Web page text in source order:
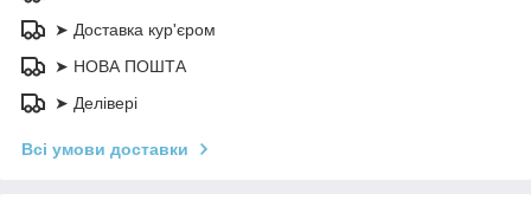
➤ Доставка кур'єром
➤ НОВА ПОШТА
➤ Делівері
Всі умови доставки